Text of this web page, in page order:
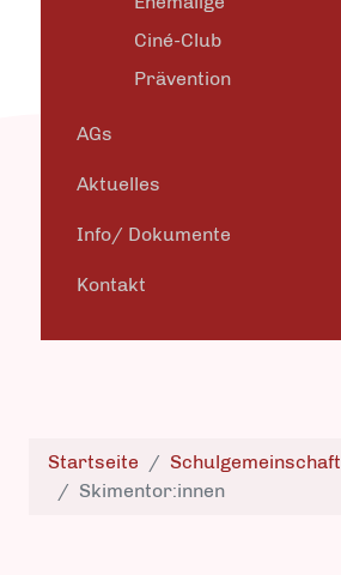
Ciné-Club
Prävention
AGs
Aktuelles
Info/ Dokumente
Kontakt
Startseite
Schulgemeinschaft
Skimentor:innen